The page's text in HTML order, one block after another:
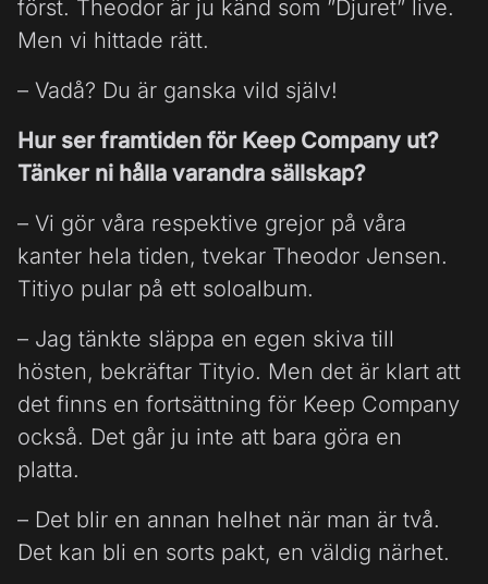
först. Theodor är ju känd som ”Djuret” live.
Men vi hittade rätt.
– Vadå? Du är ganska vild själv!
Hur ser framtiden för Keep Company ut?
Tänker ni hålla varandra sällskap?
– Vi gör våra respektive grejor på våra
kanter hela tiden, tvekar Theodor Jensen.
Titiyo pular på ett soloalbum.
– Jag tänkte släppa en egen skiva till
hösten, bekräftar Tityio. Men det är klart att
det finns en fortsättning för Keep Company
också. Det går ju inte att bara göra en
platta.
– Det blir en annan helhet när man är två.
Det kan bli en sorts pakt, en väldig närhet.